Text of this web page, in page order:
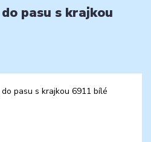
pasu s krajkou